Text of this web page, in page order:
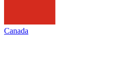
Canada